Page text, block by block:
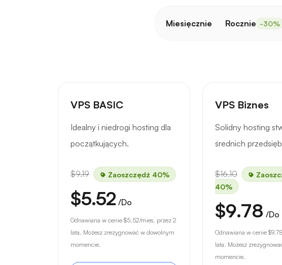
Miesięcznie Rocznie -30%
VPS BASIC
Idealny i niedrogi hosting dla
początkujących.
$9.19 Zaoszczędź 40%
$5.52 /Do
Odnawiana w cenie $5.52/mies. przez 2
lata. Możesz zrezygnować w dowolnym
momencie.
VPS Biznes
Solidny hosting
średnich
$16.10
40%
$9.78 /Do
Odnawiana w cenie $9.78
lata. Możesz
momencie.